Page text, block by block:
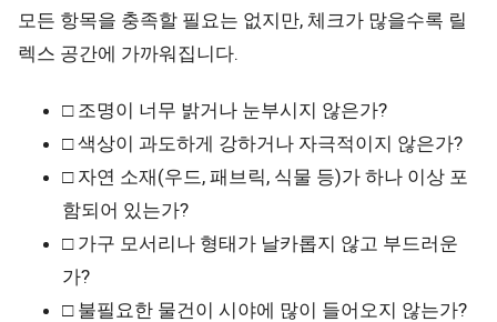
모든 항목을 충족할 필요는 없지만, 체크가 많을수록 릴
렉스 공간에 가까워집니다.
□ 조명이 너무 밝거나 눈부시지 않은가?
□ 색상이 과도하게 강하거나 자극적이지 않은가?
□ 자연 소재(우드, 패브릭, 식물 등)가 하나 이상 포
함되어 있는가?
□ 가구 모서리나 형태가 날카롭지 않고 부드러운
가?
□ 불필요한 물건이 시야에 많이 들어오지 않는가?